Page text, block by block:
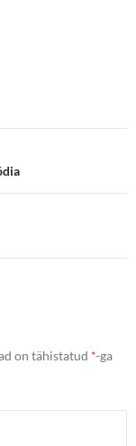
on tähistatud *-ga